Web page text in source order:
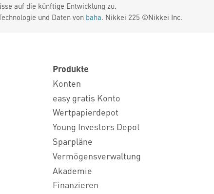
auf die künftige Entwicklung zu.
und Daten von baha. Nikkei 225 ©Nikkei Inc.
Produkte
Konten
easy gratis Konto
Wertpapierdepot
Young Investors Depot
Sparpläne
Vermögensverwaltung
Akademie
Finanzieren